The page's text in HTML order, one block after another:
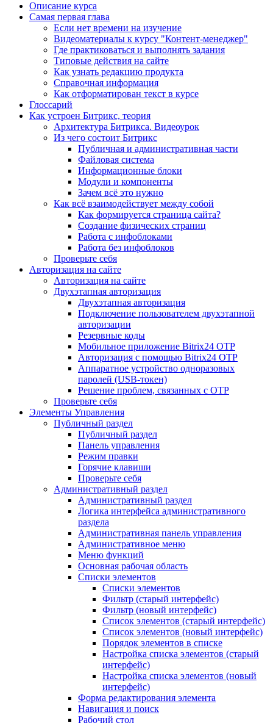
Описание курса
Самая первая глава
Если нет времени на изучение
Видеоматериалы к курсу "Контент-менеджер"
Где практиковаться и выполнять задания
Типовые действия на сайте
Как узнать редакцию продукта
Справочная информация
Как отформатирован текст в курсе
Глоссарий
Как устроен Битрикс, теория
Архитектура Битрикса. Видеоурок
Из чего состоит Битрикс
Публичная и административная части
Файловая система
Информационные блоки
Модули и компоненты
Зачем всё это нужно
Как всё взаимодействует между собой
Как формируется страница сайта?
Создание физических страниц
Работа с инфоблоками
Работа без инфоблоков
Проверьте себя
Авторизация на сайте
Авторизация на сайте
Двухэтапная авторизация
Двухэтапная авторизация
Подключение пользователем двухэтапной
авторизации
Резервные коды
Мобильное приложение Bitrix24 OTP
Авторизация с помощью Bitrix24 OTP
Аппаратное устройство одноразовых
паролей (USB-токен)
Решение проблем, связанных с OTP
Проверьте себя
Элементы Управления
Публичный раздел
Публичный раздел
Панель управления
Режим правки
Горячие клавиши
Проверьте себя
Административный раздел
Административный раздел
Логика интерфейса административного
раздела
Административная панель управления
Административное меню
Меню функций
Основная рабочая область
Списки элементов
Списки элементов
Фильтр (старый интерфейс)
Фильтр (новый интерфейс)
Список элементов (старый интерфейс)
Список элементов (новый интерфейс)
Порядок элементов в списке
Настройка списка элементов (старый
интерфейс)
Настройка списка элементов (новый
интерфейс)
Форма редактирования элемента
Навигация и поиск
Рабочий стол